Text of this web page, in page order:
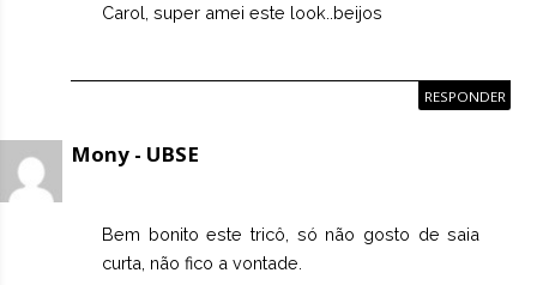
Carol, super amei este look..beijos
RESPONDER
Mony - UBSE
Bem bonito este tricô, só não gosto de saia
curta, não fico a vontade.